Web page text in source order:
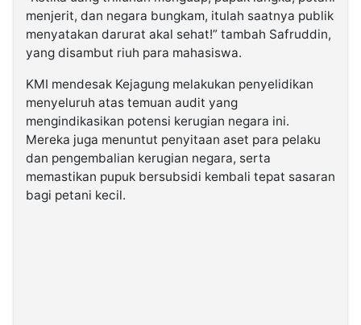
menjerit, dan negara bungkam, itulah saatnya publik
menyatakan darurat akal sehat!” tambah Safruddin,
yang disambut riuh para mahasiswa.
KMI mendesak Kejagung melakukan penyelidikan
menyeluruh atas temuan audit yang
mengindikasikan potensi kerugian negara ini.
Mereka juga menuntut penyitaan aset para pelaku
dan pengembalian kerugian negara, serta
memastikan pupuk bersubsidi kembali tepat sasaran
bagi petani kecil.